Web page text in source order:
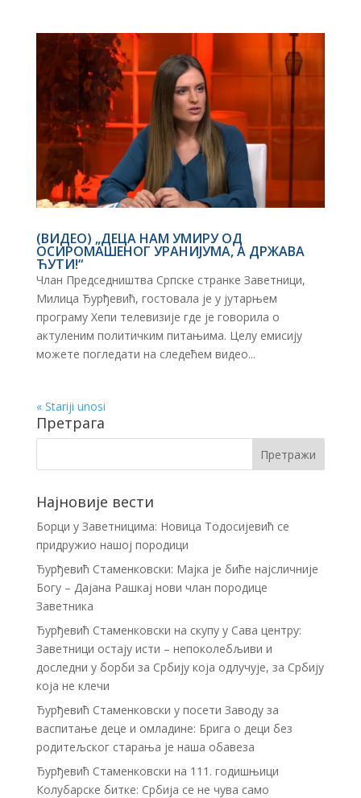
(ВИДЕО) „ДЕЦА НАМ УМИРУ ОД
ОСИРОМАШЕНОГ УРАНИЈУМА, A ДРЖАВА
ЋУТИ!“
Члан Председништва Српске странке Заветници,
Милица Ђурђевић, гостовала је у јутарњем
програму Хепи телевизије где је говорила о
актуленим политичким питањима. Целу емисију
можете погледати на следећем видео...
« Stariji unosi
Претрага
Најновије вести
Борци у Заветницима: Новица Тодосијевић се
придружио нашој породици
Ђурђевић Стаменковски: Мајка је биће најсличније
Богу – Дајана Рашкај нови члан породице
Заветника
Ђурђевић Стаменковски на скупу у Сава центру:
Заветници остају исти – непоколебљиви и
доследни у борби за Србију која одлучује, за Србију
која не клечи
Ђурђевић Стаменковски у посети Заводу за
васпитање деце и омладине: Брига о деци без
родитељског старања је наша обавеза
Ђурђевић Стаменковски на 111. годишњици
Колубарске битке: Србија се не чува само